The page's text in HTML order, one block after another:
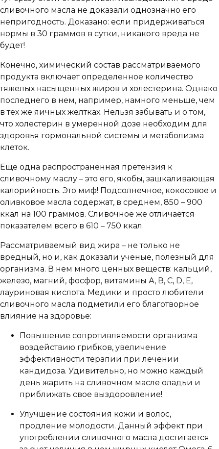
сливочного масла не доказали однозначно его
непригодность. Доказано: если придерживаться
нормы в 30 граммов в сутки, никакого вреда не
будет!
Конечно, химический состав рассматриваемого
продукта включает определенное количество
тяжелых насыщенных жиров и холестерина. Однако
последнего в нем, например, намного меньше, чем
в тех же яичных желтках. Нельзя забывать и о том,
что холестерин в умеренной дозе необходим для
здоровья гормональной системы и метаболизма
клеток.
Еще одна распространенная претензия к
сливочному маслу – это его, якобы, зашкаливающая
калорийность. Это миф! Подсолнечное, кокосовое и
оливковое масла содержат, в среднем, 850 – 900
ккал на 100 граммов. Сливочное же отличается
показателем всего в 610 – 750 ккал.
Рассматриваемый вид жира – не только не
вредный, но и, как доказали ученые, полезный для
организма. В нем много ценных веществ: кальций,
железо, магний, фосфор, витамины А, В, С, D, Е,
лауриновая кислота. Медики и просто любители
сливочного масла подметили его благотворное
влияние на здоровье:
Повышение сопротивляемости организма
воздействию грибков, увеличение
эффективности терапии при лечении
кандидоза. Удивительно, но можно каждый
день жарить на сливочном масле оладьи и
приближать свое выздоровление!
Улучшение состояния кожи и волос,
продление молодости. Данный эффект при
употреблении сливочного масла достигается